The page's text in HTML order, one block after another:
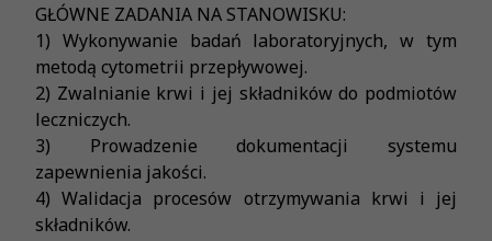
GŁÓWNE ZADANIA NA STANOWISKU:
1) Wykonywanie badań laboratoryjnych, w tym
metodą cytometrii przepływowej.
2) Zwalnianie krwi i jej składników do podmiotów
leczniczych.
3) Prowadzenie dokumentacji systemu
zapewnienia jakości.
4) Walidacja procesów otrzymywania krwi i jej
składników.